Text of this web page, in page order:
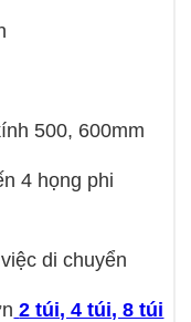
500, 600mm
4 họng phi
di chuyển
2 túi, 4 túi, 8 túi